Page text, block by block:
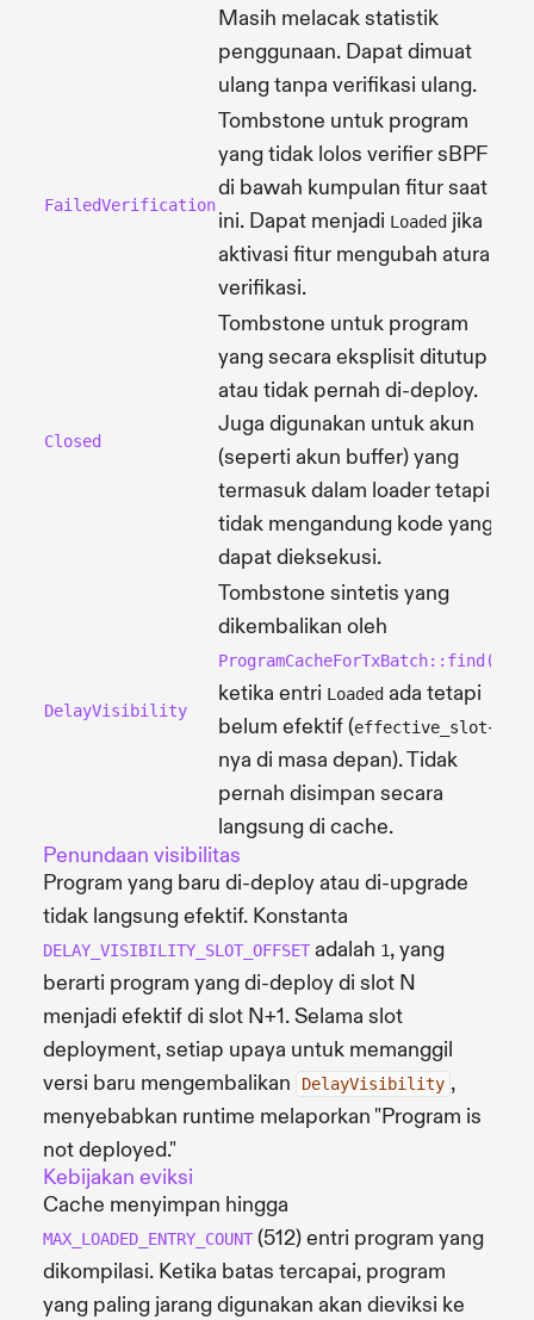
Masih melacak statistik
penggunaan. Dapat dimuat
ulang tanpa verifikasi ulang.
FailedVerification
Tombstone untuk program
yang tidak lolos verifier sBPF
di bawah kumpulan fitur saat
ini. Dapat menjadi Loaded jika
aktivasi fitur mengubah aturan
verifikasi.
Closed
Tombstone untuk program
yang secara eksplisit ditutup
atau tidak pernah di-deploy.
Juga digunakan untuk akun
(seperti akun buffer) yang
termasuk dalam loader tetapi
tidak mengandung kode yang
dapat dieksekusi.
DelayVisibility
Tombstone sintetis yang
dikembalikan oleh
ProgramCacheForTxBatch::find()
ketika entri Loaded ada tetapi
belum efektif (effective_slot-
nya di masa depan). Tidak
pernah disimpan secara
langsung di cache.
Penundaan visibilitas
Program yang baru di-deploy atau di-upgrade
tidak langsung efektif. Konstanta
DELAY_VISIBILITY_SLOT_OFFSET adalah 1, yang
berarti program yang di-deploy di slot N
menjadi efektif di slot N+1. Selama slot
deployment, setiap upaya untuk memanggil
versi baru mengembalikan
DelayVisibility ,
menyebabkan runtime melaporkan "Program is
not deployed."
Kebijakan eviksi
Cache menyimpan hingga
MAX_LOADED_ENTRY_COUNT (512) entri program yang
dikompilasi. Ketika batas tercapai, program
yang paling jarang digunakan akan dieviksi ke